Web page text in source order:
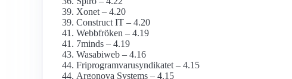
Xonet – 4.20
Construct IT – 4.20
Webbfröken – 4.19
7minds – 4.19
Wasabiweb – 4.16
Friprogramvaru­syndikatet – 4.15
Argonova Systems – 4.15